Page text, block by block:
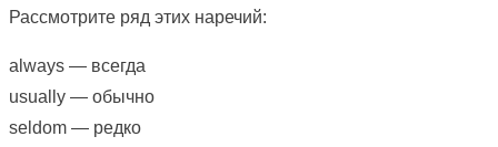
Рассмотрите ряд этих наречий:
always — всегда
usually — обычно
seldom — редко